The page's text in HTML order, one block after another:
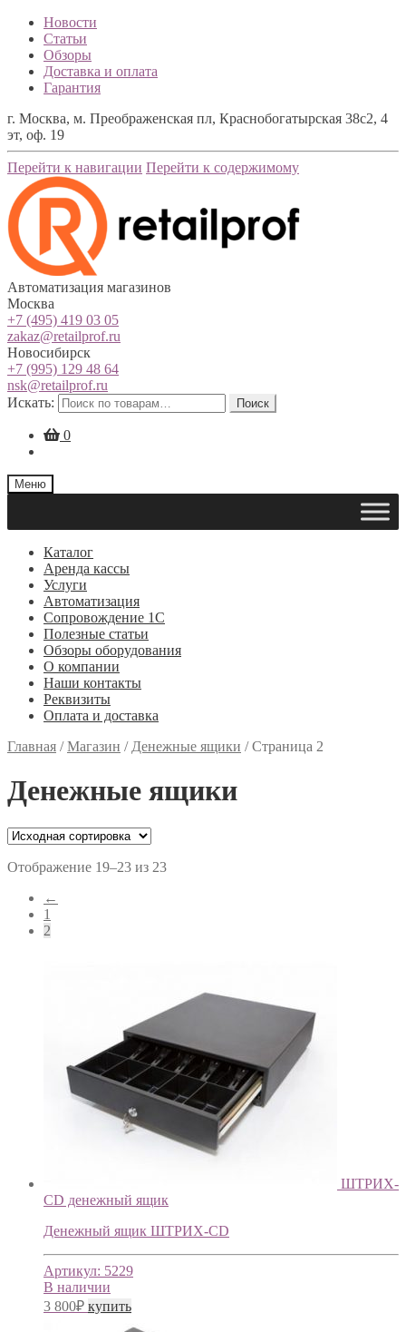
Новости
Статьи
Обзоры
Доставка и оплата
Гарантия
г. Москва, м. Преображенская пл, Краснобогатырская 38с2, 4
эт, оф. 19
Перейти к навигации Перейти к содержимому
Автоматизация магазинов
Москва
+7 (495) 419 03 05
zakaz@retailprof.ru
Новосибирск
+7 (995) 129 48 64
nsk@retailprof.ru
Искать:
Поиск
0
Меню
Каталог
Аренда кассы
Услуги
Автоматизация
Сопровождение 1С
Полезные статьи
Обзоры оборудования
О компании
Наши контакты
Реквизиты
Оплата и доставка
Главная /Магазин / Денежные ящики /Страница 2
Денежные ящики
Отображение 19–23 из 23
←
1
2
ШТРИХ-
CD денежный ящик
Денежный ящик ШТРИХ-CD
Артикул: 5229
В наличии
3 800₽ купить